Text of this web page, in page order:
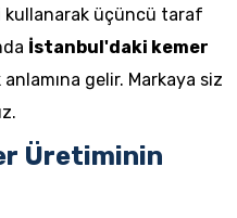
kullanarak üçüncü taraf
İstanbul'daki kemer
gelir. Markaya siz
Üretiminin